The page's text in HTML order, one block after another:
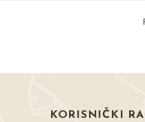
KORISNIČKI